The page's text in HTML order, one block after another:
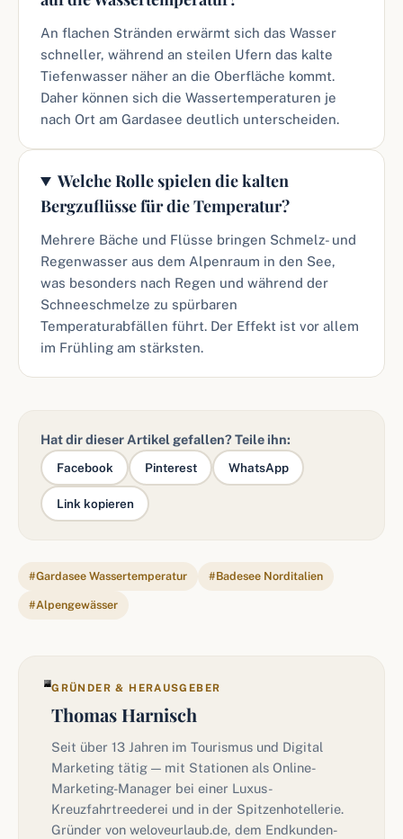
An flachen Stränden erwärmt sich das Wasser
schneller, während an steilen Ufern das kalte
Tiefenwasser näher an die Oberfläche kommt.
Daher können sich die Wassertemperaturen je
nach Ort am Gardasee deutlich unterscheiden.
Welche Rolle spielen die kalten
Bergzuflüsse für die Temperatur?
Mehrere Bäche und Flüsse bringen Schmelz- und
Regenwasser aus dem Alpenraum in den See,
was besonders nach Regen und während der
Schneeschmelze zu spürbaren
Temperaturabfällen führt. Der Effekt ist vor allem
im Frühling am stärksten.
Hat dir dieser Artikel gefallen? Teile ihn:
Facebook Pinterest WhatsApp
Link kopieren
#Gardasee Wassertemperatur #Badesee Norditalien
#Alpengewässer
GRÜNDER & HERAUSGEBER
Thomas Harnisch
Seit über 13 Jahren im Tourismus und Digital
Marketing tätig — mit Stationen als Online-
Marketing-Manager bei einer Luxus-
Kreuzfahrtreederei und in der Spitzenhotellerie.
Gründer von weloveurlaub.de, dem Endkunden-